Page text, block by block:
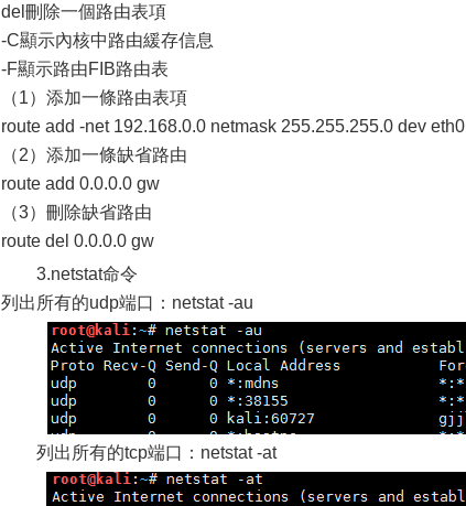
del刪除一個路由表項
-C顯示內核中路由緩存信息
-F顯示路由FIB路由表
（1）添加一條路由表項
route add -net 192.168.0.0 netmask 255.255.255.0 dev eth0
（2）添加一條缺省路由
route add 0.0.0.0 gw
（3）刪除缺省路由
route del 0.0.0.0 gw
3.netstat命令
列出所有的udp端口：netstat -au
列出所有的tcp端口：netstat -at